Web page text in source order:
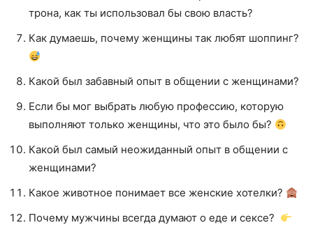
трона, как ты использовал бы свою власть?
Как думаешь, почему женщины так любят шоппинг?
Какой был забавный опыт в общении с женщинами?
Если бы мог выбрать любую профессию, которую
выполняют только женщины, что это было бы?
Какой был самый неожиданный опыт в общении с
женщинами?
Какое животное понимает все женские хотелки?
Почему мужчины всегда думают о еде и сексе?